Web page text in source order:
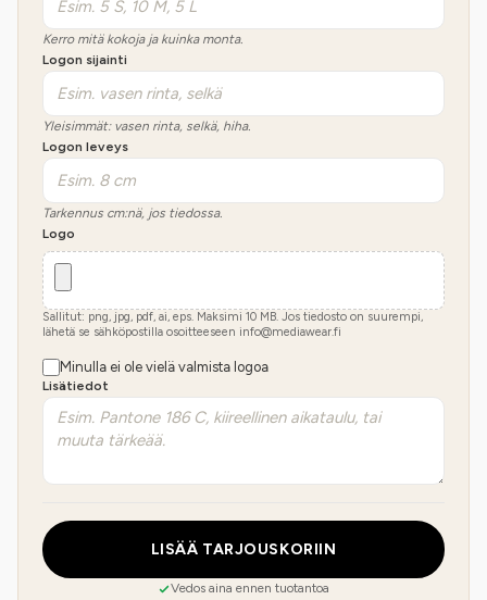
Kerro mitä kokoja ja kuinka monta.
Logon sijainti
Yleisimmät: vasen rinta, selkä, hiha.
Logon leveys
Tarkennus cm:nä, jos tiedossa.
Logo
Sallitut: png, jpg, pdf, ai, eps. Maksimi 10 MB. Jos tiedosto on suurempi,
lähetä se sähköpostilla osoitteeseen info@mediawear.fi
Minulla ei ole vielä valmista logoa
Lisätiedot
LISÄÄ TARJOUSKORIIN
Vedos aina ennen tuotantoa